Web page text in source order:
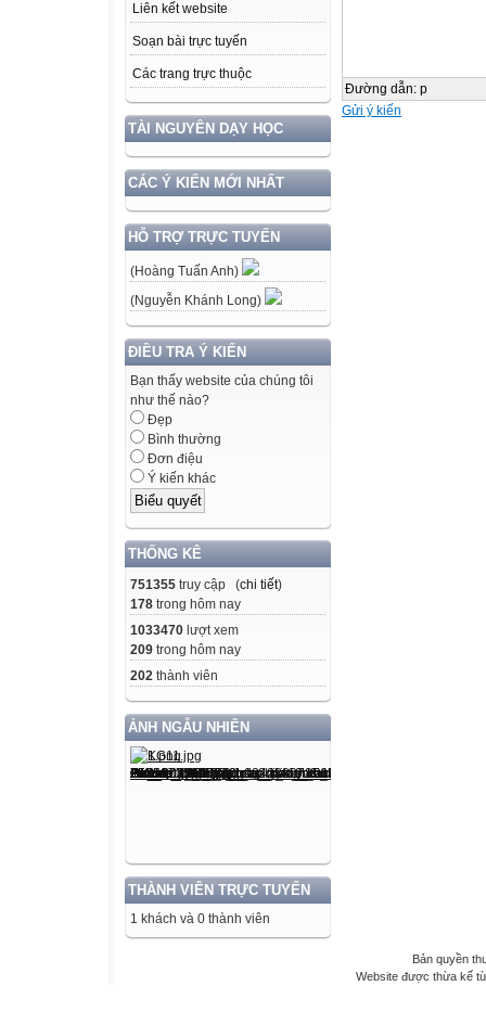
Liên kết website
Soạn bài trực tuyến
Các trang trực thuộc
TÀI NGUYÊN DẠY HỌC
CÁC Ý KIẾN MỚI NHẤT
HỖ TRỢ TRỰC TUYẾN
(Hoàng Tuấn Anh)
(Nguyễn Khánh Long)
ĐIỀU TRA Ý KIẾN
Bạn thấy website của chúng tôi
như thế nào?
Đẹp
Bình thường
Đơn điệu
Ý kiến khác
THỐNG KÊ
751355 truy cập (chi tiết)
178 trong hôm nay
1033470 lượt xem
209 trong hôm nay
202 thành viên
ẢNH NGẪU NHIÊN
THÀNH VIÊN TRỰC TUYẾN
1 khách và 0 thành viên
Đường dẫn: p
Gửi ý kiến
Bản quyền
Website được thừa kế